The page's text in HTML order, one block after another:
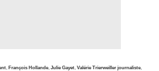
, François Hollande, Julie Gayet, Valérie Trierweiller journaliste,